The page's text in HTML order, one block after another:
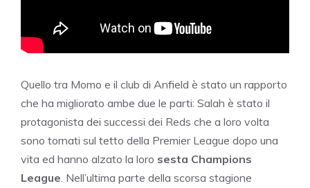
Quello tra Momo e il club di Anfield è stato un rapporto
che ha migliorato ambe due le parti: Salah è stato il
protagonista dei successi dei Reds che a loro volta
sono tornati sul tetto della Premier League dopo una
vita ed hanno alzato la loro sesta Champions
League . Nell’ultima parte della scorsa stagione